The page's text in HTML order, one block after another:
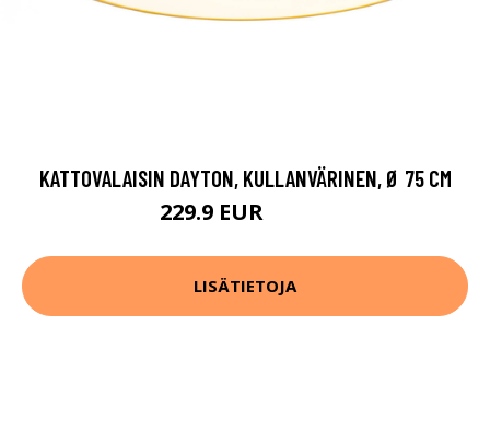
KATTOVALAISIN DAYTON, KULLANVÄRINEN, Ø 75 CM
229.9 EUR
LISÄTIETOJA